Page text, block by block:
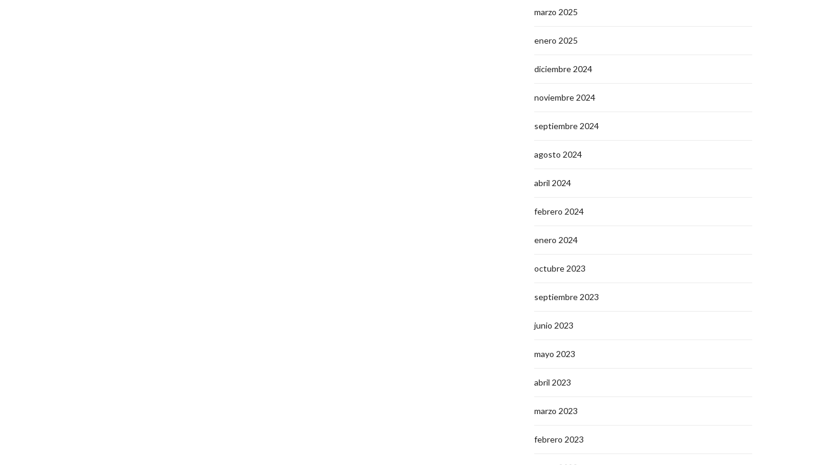
marzo 2025
enero 2025
diciembre 2024
noviembre 2024
septiembre 2024
agosto 2024
abril 2024
febrero 2024
enero 2024
octubre 2023
septiembre 2023
junio 2023
mayo 2023
abril 2023
marzo 2023
febrero 2023